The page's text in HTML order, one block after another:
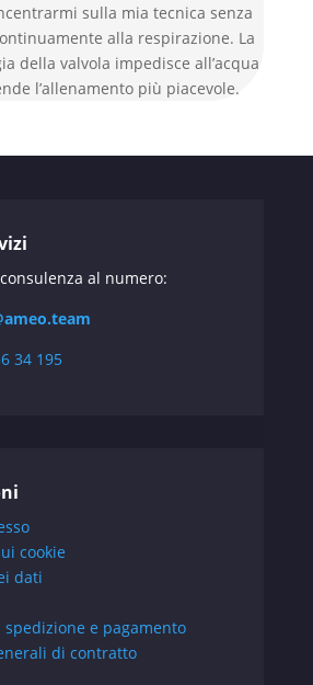
sulla mia tecnica senza
alla respirazione. La
della valvola impedisce all’acqua
l’allenamento più piacevole.
al numero:
34 195
cookie
dati
e pagamento
di contratto